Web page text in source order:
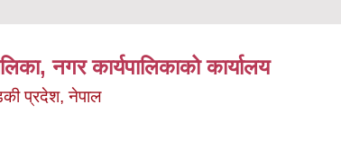
नगर कार्यपालिकाको कार्यालय
प्रदेश, नेपाल